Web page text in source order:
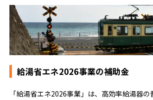
給湯省エネ2026事業の補助金
「給湯省エネ2026事業」は、高効率給湯器